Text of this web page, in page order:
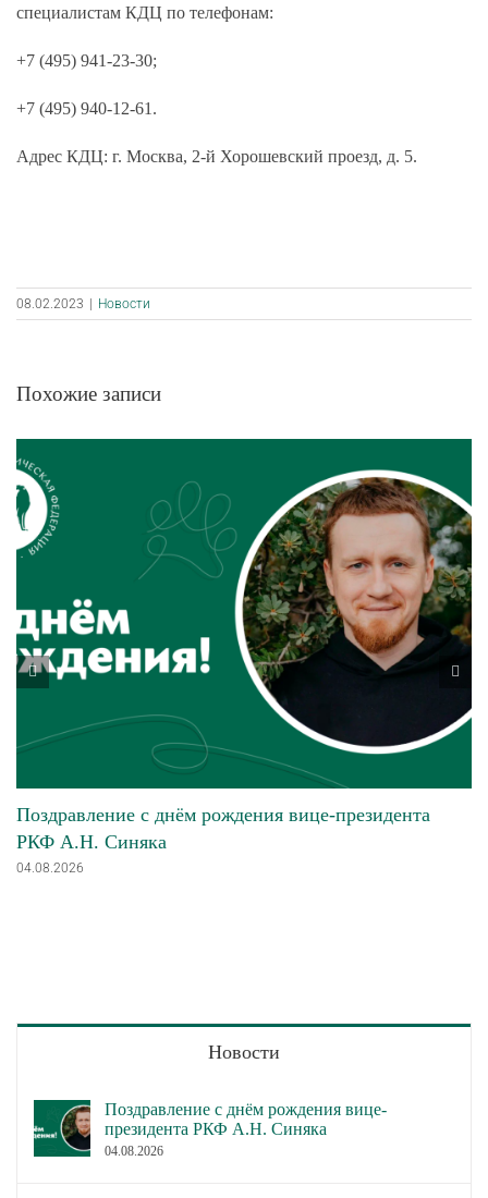
специалистам КДЦ по телефонам:
+7 (495) 941-23-30;
+7 (495) 940-12-61.
Адрес КДЦ: г. Москва, 2-й Хорошевский проезд, д. 5.
08.02.2023 Новости
Похожие записи
Поздравление с днём рождения вице-президента
РКФ А.Н. Синяка
04.08.2026
Новости
Поздравление с днём рождения вице-
президента РКФ А.Н. Синяка
04.08.2026